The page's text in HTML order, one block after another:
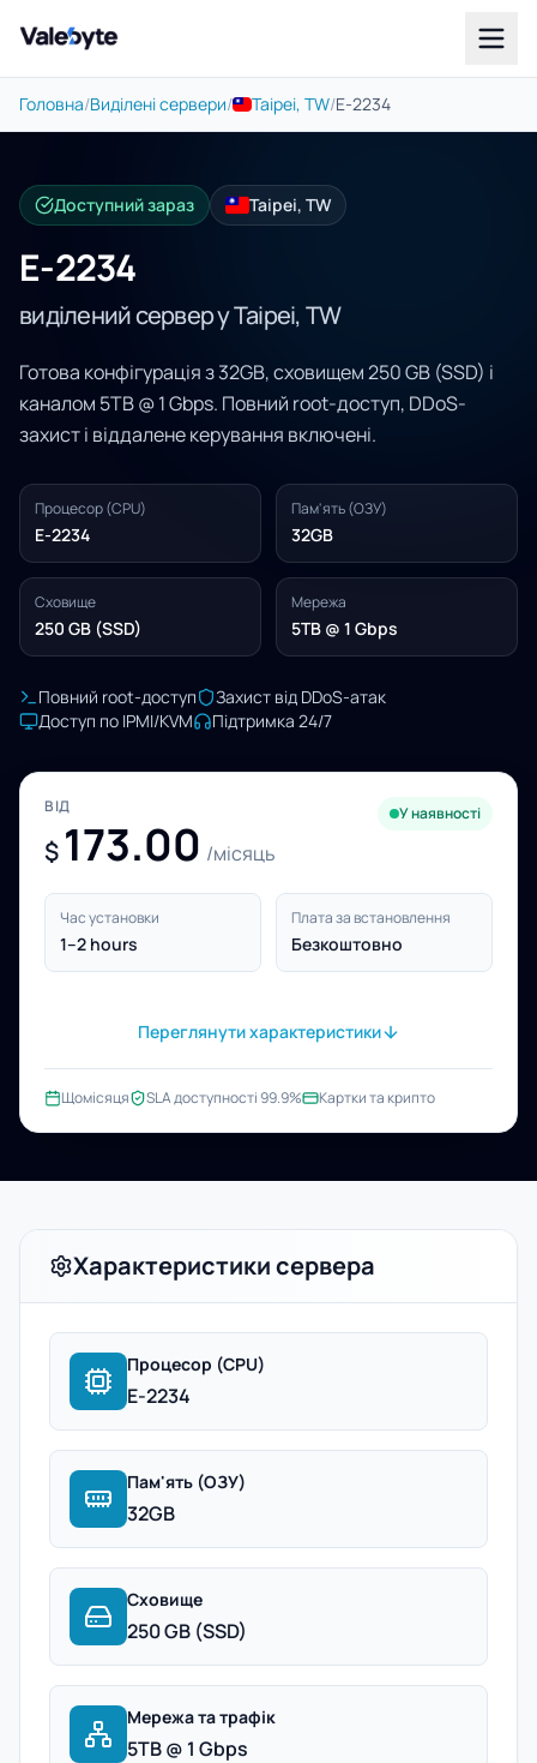
Valebyte
Головна/Виділені сервери/ Taipei, TW/E-2234
Доступний зараз Taipei, TW
E-2234
виділений сервер у Taipei, TW
Готова конфігурація з 32GB, сховищем 250 GB (SSD) і
каналом 5TB @ 1 Gbps. Повний root-доступ, DDoS-
захист і віддалене керування включені.
Процесор (CPU)
E-2234
Пам'ять (ОЗУ)
32GB
Сховище
250 GB (SSD)
Мережа
5TB @ 1 Gbps
Повний root-доступ
Захист від DDoS-атак
Доступ по IPMI/KVM
Підтримка 24/7
ВІД
$ 173.00 /місяць
У наявності
Час установки
1–2 hours
Плата за встановлення
Безкоштовно
Переглянути характеристики
Щомісяця SLA доступності 99.9% Картки та крипто
Характеристики сервера
Процесор (CPU)
E-2234
Пам'ять (ОЗУ)
32GB
Сховище
250 GB (SSD)
Мережа та трафік
5TB @ 1 Gbps